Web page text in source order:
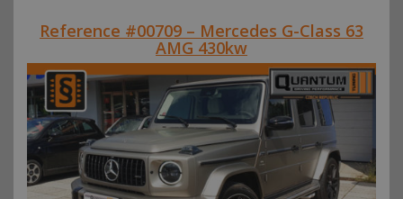
Reference #00709 – Mercedes G-Class 63
AMG 430kw